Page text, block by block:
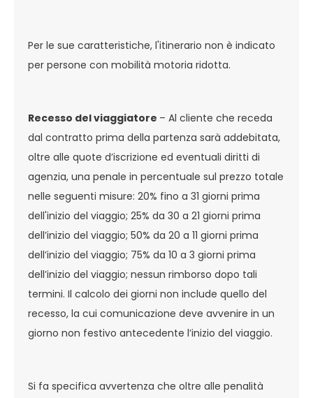
Per le sue caratteristiche, l'itinerario non è indicato
per persone con mobilità motoria ridotta.
Recesso del viaggiatore – Al cliente che receda
dal contratto prima della partenza sarà addebitata,
oltre alle quote d’iscrizione ed eventuali diritti di
agenzia, una penale in percentuale sul prezzo totale
nelle seguenti misure: 20% fino a 31 giorni prima
dell'inizio del viaggio; 25% da 30 a 21 giorni prima
dell’inizio del viaggio; 50% da 20 a 11 giorni prima
dell’inizio del viaggio; 75% da 10 a 3 giorni prima
dell’inizio del viaggio; nessun rimborso dopo tali
termini. Il calcolo dei giorni non include quello del
recesso, la cui comunicazione deve avvenire in un
giorno non festivo antecedente l’inizio del viaggio.
Si fa specifica avvertenza che oltre alle penalità